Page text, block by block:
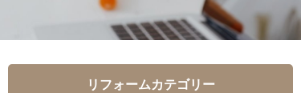
リフォームカテゴリー